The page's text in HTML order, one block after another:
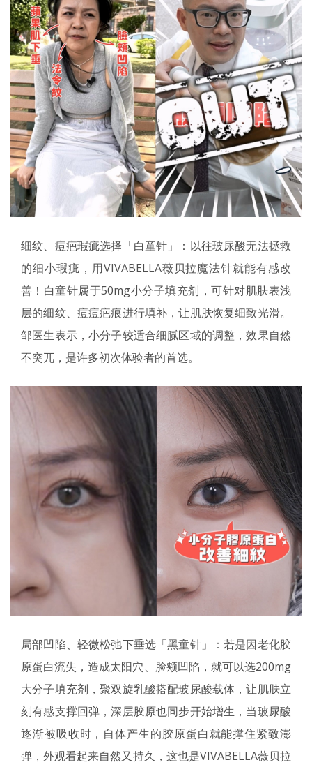
细纹、痘疤瑕疵选择「白童针」：以往玻尿酸无法拯救
的细小瑕疵，用VIVABELLA薇贝拉魔法针就能有感改
善！白童针属于50mg小分子填充剂，可针对肌肤表浅
层的细纹、痘痘疤痕进行填补，让肌肤恢复细致光滑。
邹医生表示，小分子较适合细腻区域的调整，效果自然
不突兀，是许多初次体验者的首选。
局部凹陷、轻微松弛下垂选「黑童针」：若是因老化胶
原蛋白流失，造成太阳穴、脸颊凹陷，就可以选200mg
大分子填充剂，聚双旋乳酸搭配玻尿酸载体，让肌肤立
刻有感支撑回弹，深层胶原也同步开始增生，当玻尿酸
逐渐被吸收时，自体产生的胶原蛋白就能撑住紧致澎
弹，外观看起来自然又持久，这也是VIVABELLA薇贝拉